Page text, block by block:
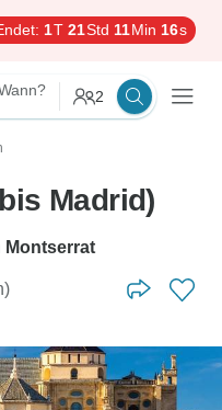
1T 21Std 11Min 14s
2
Madrid)
Montserrat